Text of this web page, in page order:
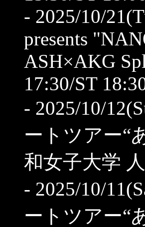
- 2025/10/
presents
ASH×AKG
17:30/ST
- 2025/10/
ートツアー“
和女子大学
- 2025/10/
ートツアー“